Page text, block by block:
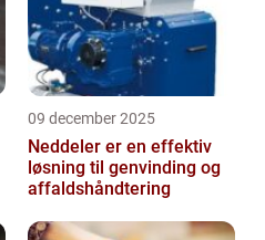
09 december 2025
Neddeler er en effektiv
løsning til genvinding og
affaldshåndtering